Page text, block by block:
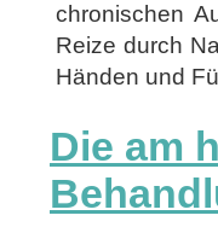
chronischen
Reize durch
Händen und
Die am